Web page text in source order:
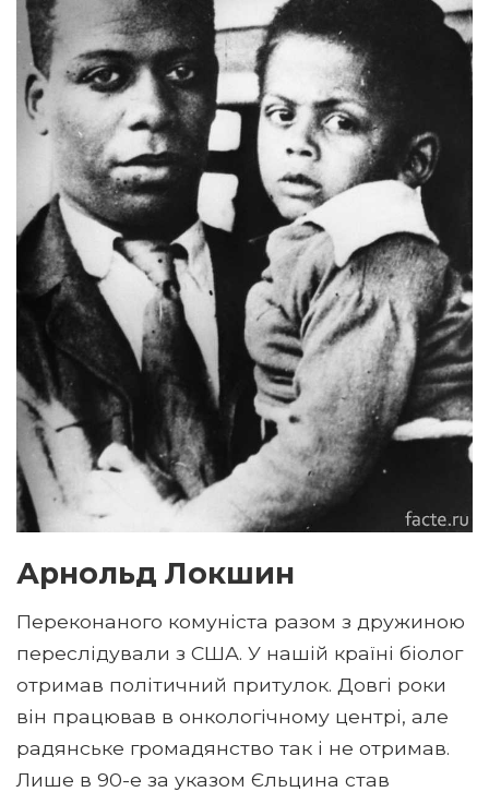
Арнольд Локшин
Переконаного комуніста разом з дружиною
переслідували з США. У нашій країні біолог
отримав політичний притулок. Довгі роки
він працював в онкологічному центрі, але
радянське громадянство так і не отримав.
Лише в 90-е за указом Єльцина став